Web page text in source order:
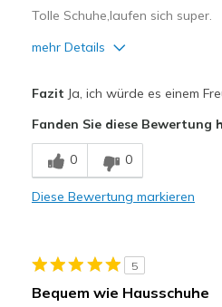
Tolle Schuhe,laufen sich super.
mehr Details
Leicht
Stoßdämpfend
Freizeitkleidung
Fazit Ja, ich würde es einem
Fanden Sie diese Bewertung
0 0
Diese Bewertung markieren
5
Bequem wie Hausschuhe